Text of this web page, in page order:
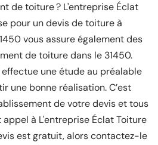
de toiture ? L'entreprise Éclat
pour un devis de toiture à
vous assure également des
de toiture dans le 31450.
effectue une étude au préalable
une bonne réalisation. C’est
de votre devis et tous
à L'entreprise Éclat Toiture
est gratuit, alors contactez-le